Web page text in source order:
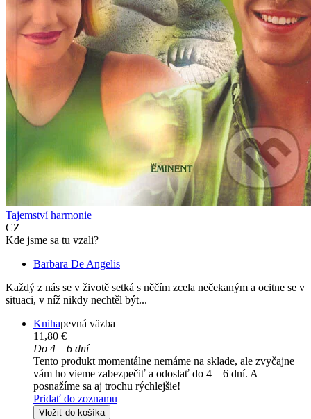
Tajemství harmonie
CZ
Kde jsme sa tu vzali?
Barbara De Angelis
Každý z nás se v životě setká s něčím zcela nečekaným a ocitne se v
situaci, v níž nikdy nechtěl být...
Knihapevná väzba
11,80 €
Do 4 – 6 dní
Tento produkt momentálne nemáme na sklade, ale zvyčajne
vám ho vieme zabezpečiť a odoslať do 4 – 6 dní. A
posnažíme sa aj trochu rýchlejšie!
Pridať do zoznamu
Vložiť do košíka